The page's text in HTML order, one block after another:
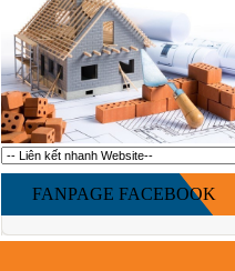
FANPAGE FACEBOOK